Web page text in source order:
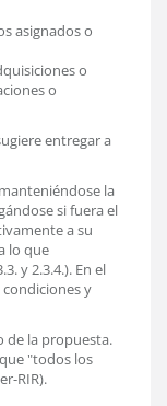
asignados o
o
o
entregar a
la
si fuera el
a su
lo que
y 2.3.4.). En el
y
de la propuesta.
"todos los
RIR).